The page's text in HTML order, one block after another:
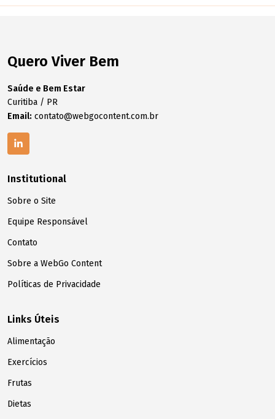
Quero Viver Bem
Saúde e Bem Estar
Curitiba / PR
Email: contato@webgocontent.com.br
Institutional
Sobre o Site
Equipe Responsável
Contato
Sobre a WebGo Content
Políticas de Privacidade
Links Úteis
Alimentação
Exercícios
Frutas
Dietas